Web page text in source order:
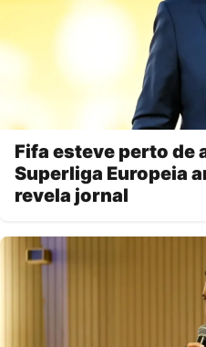
Fifa esteve perto de
Superliga Europeia
revela jornal